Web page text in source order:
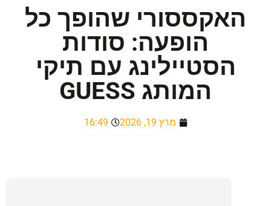
האקססורי שהופך כל
הופעה: סודות
הסטיילינג עם תיקי
המותג GUESS
מרץ 19, 2026 16:49